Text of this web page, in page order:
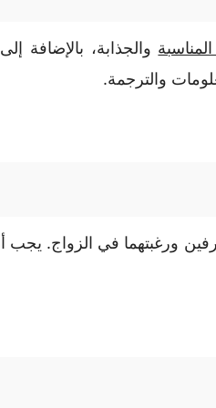
والجذابة، بالإضافة إلى
والترجمة.
ورغبتهما في الزواج. يجب